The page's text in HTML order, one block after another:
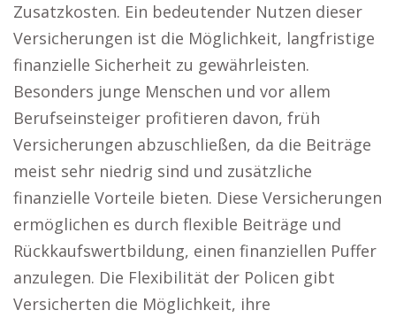
Zusatzkosten. Ein bedeutender Nutzen dieser
Versicherungen ist die Möglichkeit, langfristige
finanzielle Sicherheit zu gewährleisten.
Besonders junge Menschen und vor allem
Berufseinsteiger profitieren davon, früh
Versicherungen abzuschließen, da die Beiträge
meist sehr niedrig sind und zusätzliche
finanzielle Vorteile bieten. Diese Versicherungen
ermöglichen es durch flexible Beiträge und
Rückkaufswertbildung, einen finanziellen Puffer
anzulegen. Die Flexibilität der Policen gibt
Versicherten die Möglichkeit, ihre